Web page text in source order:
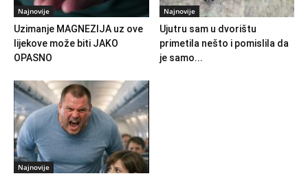
Najnovije
Uzimanje MAGNEZIJA uz ove
lijekove može biti JAKO
OPASNO
Najnovije
Ujutru sam u dvorištu
primetila nešto i pomislila da
je samo...
Najnovije